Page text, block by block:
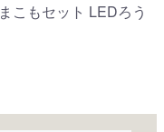
こもセット LEDろう